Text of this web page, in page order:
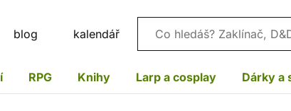
blog kalendář Vyhledávání
RPG Knihy Larp a cosplay Dárky a